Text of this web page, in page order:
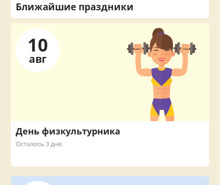
Ближайшие праздники
10
авг
День физкультурника
Осталось 3 дня.